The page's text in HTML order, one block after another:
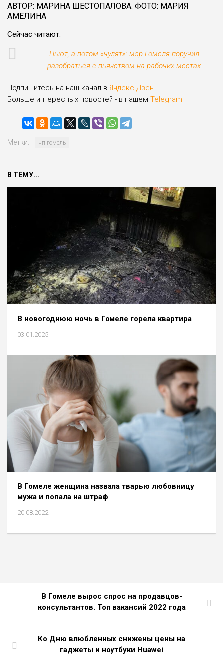
АВТОР: МАРИНА ШЕСТОПАЛОВА. ФОТО: МАРИЯ
АМЕЛИНА
Сейчас читают:
Пьют, а потом «чудят»: мэр Гомеля поручил
разобраться с пьянством на рабочих местах
Подпишитесь на наш канал в Яндекс.Дзен
Больше интересных новостей - в нашем Telegram
Метки: чп гомель
В ТЕМУ...
В новогоднюю ночь в Гомеле горела квартира
03.01.2025
В Гомеле женщина назвала тварью любовницу
мужа и попала на штраф
20.08.2022
В Гомеле вырос спрос на продавцов-
консультантов. Топ вакансий 2022 года
Ко Дню влюбленных снижены цены на
гаджеты и ноутбуки Huawei